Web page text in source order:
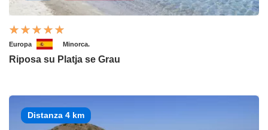
Europa Minorca.
Riposa su Platja se Grau
Distanza 4 km